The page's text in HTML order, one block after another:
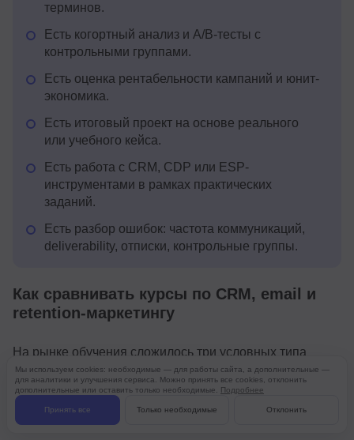
терминов.
Есть когортный анализ и A/B-тесты с
контрольными группами.
Есть оценка рентабельности кампаний и юнит-
экономика.
Есть итоговый проект на основе реального
или учебного кейса.
Есть работа с CRM, CDP или ESP-
инструментами в рамках практических
заданий.
Есть разбор ошибок: частота коммуникаций,
deliverability, отписки, контрольные группы.
Как сравнивать курсы по CRM, email и
retention-маркетингу
На рынке обучения сложилось три условных типа
программ, и важно понимать, что каждый из них
решает свою задачу — проблема возникает тогда, когда
человек выбирает не тот тип под свой запрос.
Мы используем cookies: необходимые — для работы сайта, а дополнительные —
для аналитики и улучшения сервиса. Можно принять все cookies, отклонить
дополнительные или оставить только необходимые. Подробнее
Принять все Только необходимые Отклонить